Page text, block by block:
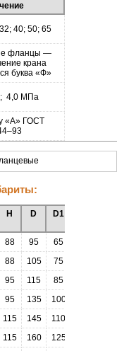
40; 50; 65
фланцы —
крана
буква «Ф»
4,0 МПа
«А» ГОСТ
H D D1
88 95 65
88 105 75
95 115 85
95 135 100
115 145 110
115 160 125